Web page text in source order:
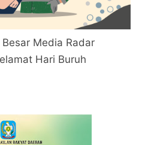
Media Radar
Hari Buruh